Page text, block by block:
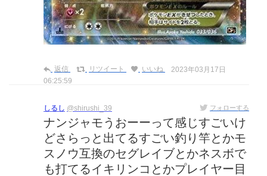
返信 リツイート いいね
2023年03月17日
06:25:59
しるし @shirushi_39 フォローする
ナンジャモうおーーって感じすごいけ
どさらっと出てるすごい釣り竿とかモ
スノウ互換のセグレイブとかネスボで
も打てるイキリンコとかプレイヤー目